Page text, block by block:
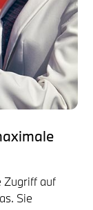
Zugriff auf
Sie